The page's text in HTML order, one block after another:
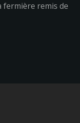
remis de